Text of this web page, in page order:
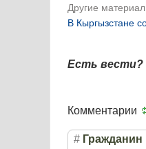
Другие
В Кыргызстане
Есть
Комментарии
# Гражданин